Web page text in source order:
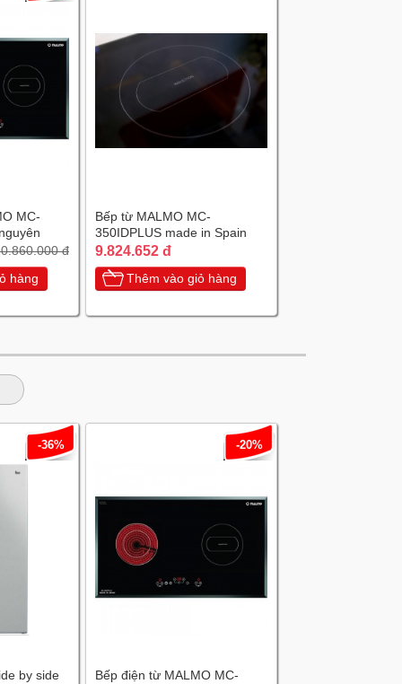
MC-
đ
hàng
Bếp từ MALMO MC-
350IDPLUS made in Spain
9.824.652 đ
Thêm vào giỏ hàng
-36%
by side
-20%
Bếp điện từ MALMO MC-